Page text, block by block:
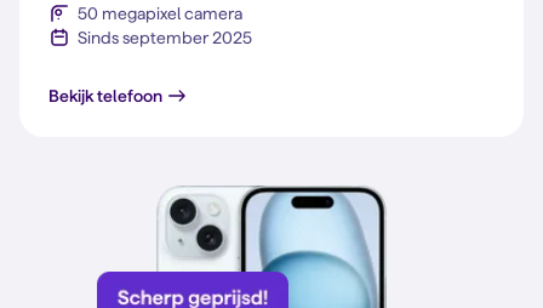
50 megapixel camera
Sinds september 2025
Bekijk telefoonGalaxy S25 FE